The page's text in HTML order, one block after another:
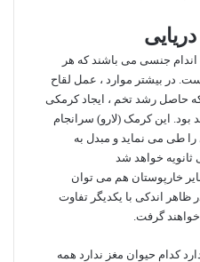
جنسی می باشند که هر
در بیشتر موارد ، عمل لقاح
حاصل رشد تخم ، ایجاد کرمکی
بود. این کرمک (لارو) سرانجام
طی می نماید و مبدل به
ثانویه خواهد شد
خارپوستان هم می ‌توان
اندکی با یکدیگر تفاوت
خواهند گرفت.
کدام حیوان مغز ندارد همه